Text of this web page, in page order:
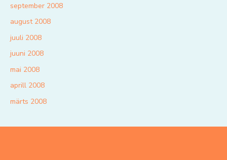
september 2008
august 2008
juuli 2008
juuni 2008
mai 2008
aprill 2008
märts 2008